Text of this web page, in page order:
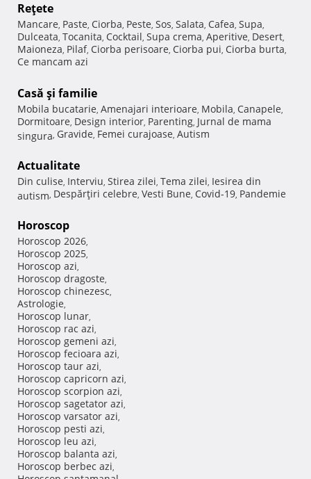
Reţete
Mancare, Paste, Ciorba, Peste, Sos, Salata, Cafea, Supa,
Dulceata, Tocanita, Cocktail, Supa crema, Aperitive, Desert,
Maioneza, Pilaf, Ciorba perisoare, Ciorba pui, Ciorba burta,
Ce mancam azi
Casă şi familie
Mobila bucatarie, Amenajari interioare, Mobila, Canapele,
Dormitoare, Design interior, Parenting, Jurnal de mama
singura, Gravide, Femei curajoase, Autism
Actualitate
Din culise, Interviu, Stirea zilei, Tema zilei, Iesirea din
autism, Despărţiri celebre, Vesti Bune, Covid-19, Pandemie
Horoscop
Horoscop 2026,
Horoscop 2025,
Horoscop azi,
Horoscop dragoste,
Horoscop chinezesc,
Astrologie,
Horoscop lunar,
Horoscop rac azi,
Horoscop gemeni azi,
Horoscop fecioara azi,
Horoscop taur azi,
Horoscop capricorn azi,
Horoscop scorpion azi,
Horoscop sagetator azi,
Horoscop varsator azi,
Horoscop pesti azi,
Horoscop leu azi,
Horoscop balanta azi,
Horoscop berbec azi,